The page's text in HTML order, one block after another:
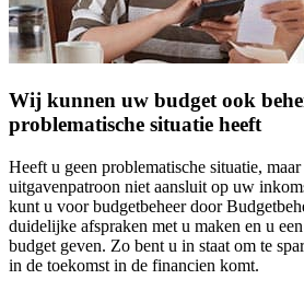
Wij kunnen uw budget ook
problematische situatie heeft
Heeft u geen problematische situatie,
uitgavenpatroon niet aansluit op uw
kunt u voor budgetbeheer door
duidelijke afspraken met u maken en u
budget geven. Zo bent u in staat om te
in de toekomst in de financien komt.